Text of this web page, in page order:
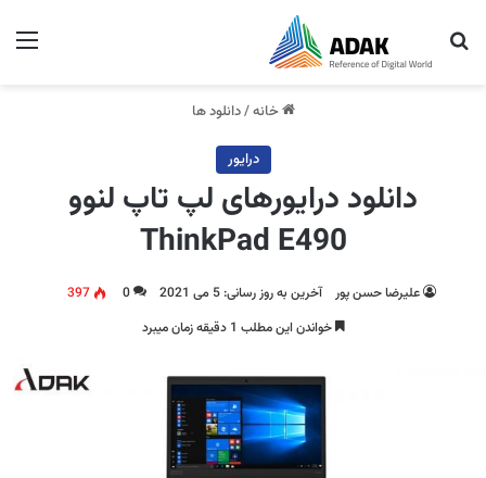
جستجو برای
خانه/دانلود ها
درایور
دانلود درایورهای لپ تاپ لنوو
ThinkPad E490
علیرضا حسن پور آخرین به روز رسانی: 5 می 2021 0
397
خواندن این مطلب 1 دقیقه زمان میبرد